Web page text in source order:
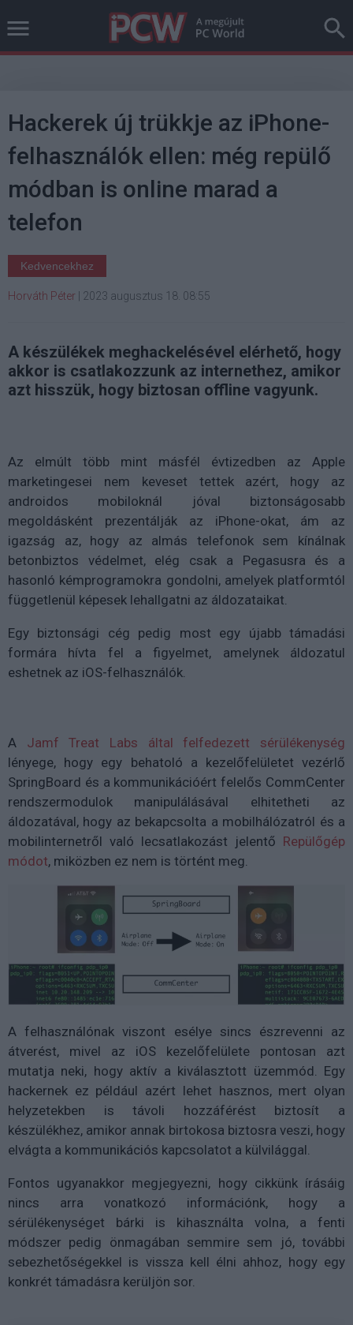
Hackerek új trükkje az iPhone-
felhasználók ellen: még repülő
módban is online marad a
telefon
Kedvencekhez
Horváth Péter 2023 augusztus 18. 08:55
A készülékek meghackelésével elérhető, hogy
akkor is csatlakozzunk az internethez, amikor
azt hisszük, hogy biztosan offline vagyunk.
Az elmúlt több mint másfél évtizedben az Apple
marketingesei nem keveset tettek azért, hogy az
androidos mobiloknál jóval biztonságosabb
megoldásként prezentálják az iPhone-okat, ám az
igazság az, hogy az almás telefonok sem kínálnak
betonbiztos védelmet, elég csak a Pegasusra és a
hasonló kémprogramokra gondolni, amelyek platformtól
függetlenül képesek lehallgatni az áldozataikat.
Egy biztonsági cég pedig most egy újabb támadási
formára hívta fel a figyelmet, amelynek áldozatul
eshetnek az iOS-felhasználók.
A Jamf Treat Labs által felfedezett sérülékenység
lényege, hogy egy behatoló a kezelőfelületet vezérlő
SpringBoard és a kommunikációért felelős CommCenter
rendszermodulok manipulálásával elhitetheti az
áldozatával, hogy az bekapcsolta a mobilhálózatról és a
mobilinternetről való lecsatlakozást jelentő Repülőgép
módot, miközben ez nem is történt meg.
A felhasználónak viszont esélye sincs észrevenni az
átverést, mivel az iOS kezelőfelülete pontosan azt
mutatja neki, hogy aktív a kiválasztott üzemmód. Egy
hackernek ez például azért lehet hasznos, mert olyan
helyzetekben is távoli hozzáférést biztosít a
készülékhez, amikor annak birtokosa biztosra veszi, hogy
elvágta a kommunikációs kapcsolatot a külvilággal.
Fontos ugyanakkor megjegyezni, hogy cikkünk írásáig
nincs arra vonatkozó információnk, hogy a
sérülékenységet bárki is kihasználta volna, a fenti
módszer pedig önmagában semmire sem jó, további
sebezhetőségekkel is vissza kell élni ahhoz, hogy egy
konkrét támadásra kerüljön sor.